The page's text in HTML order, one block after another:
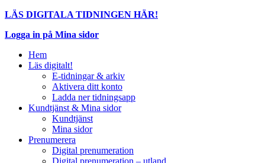
LÄS DIGITALA TIDNINGEN HÄR!
Logga in på Mina sidor
Hem
Läs digitalt!
E-tidningar & arkiv
Aktivera ditt konto
Ladda ner tidningsapp
Kundtjänst & Mina sidor
Kundtjänst
Mina sidor
Prenumerera
Digital prenumeration
Digital prenumeration – utland